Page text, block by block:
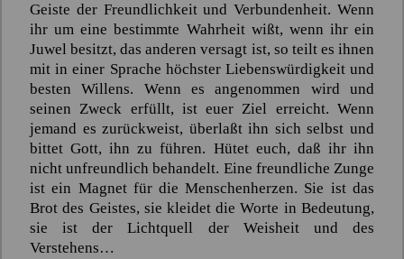
Geiste der Freundlichkeit und Verbundenheit. Wenn
ihr um eine bestimmte Wahrheit wißt, wenn ihr ein
Juwel besitzt, das anderen versagt ist, so teilt es ihnen
mit in einer Sprache höchster Liebenswürdigkeit und
besten Willens. Wenn es angenommen wird und
seinen Zweck erfüllt, ist euer Ziel erreicht. Wenn
jemand es zurückweist, überlaßt ihn sich selbst und
bittet Gott, ihn zu führen. Hütet euch, daß ihr ihn
nicht unfreundlich behandelt. Eine freundliche Zunge
ist ein Magnet für die Menschenherzen. Sie ist das
Brot des Geistes, sie kleidet die Worte in Bedeutung,
sie ist der Lichtquell der Weisheit und des
Verstehens…